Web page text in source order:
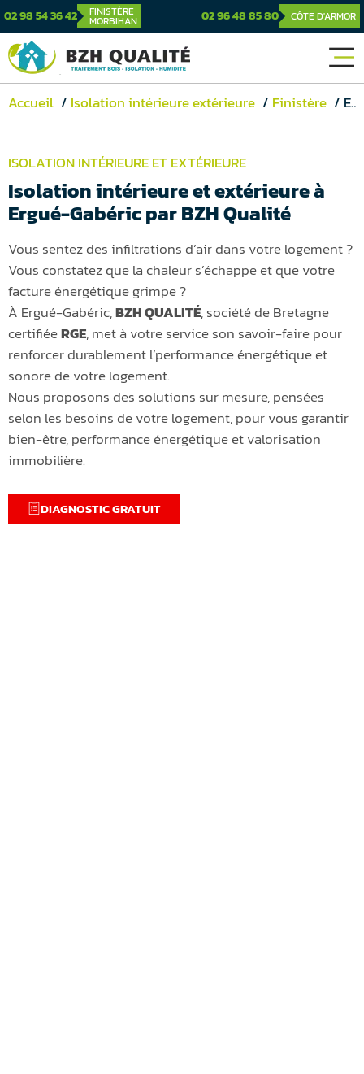
02 98 54 36 42 FINISTÈRE
MORBIHAN 02 96 48 85 80 CÔTE D'ARMOR
Accueil Isolation intérieure extérieure Finistère Ergué-Gabéric
ISOLATION INTÉRIEURE ET EXTÉRIEURE
Isolation intérieure et extérieure à
Ergué-Gabéric par BZH Qualité
Vous sentez des infiltrations d’air dans votre logement ?
Vous constatez que la chaleur s’échappe et que votre
facture énergétique grimpe ?
À Ergué-Gabéric,BZH QUALITÉ, société de Bretagne
certifiéeRGE, met à votre service son savoir-faire pour
renforcer durablement l’performance énergétique et
sonore de votre logement.
Nous proposons des solutions sur mesure, pensées
selon les besoins de votre logement, pour vous garantir
bien-être, performance énergétique et valorisation
immobilière.
DIAGNOSTIC GRATUIT